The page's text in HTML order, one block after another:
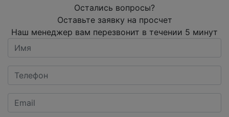
Остались вопросы?
Оставьте заявку на просчет
Наш менеджер вам перезвонит в течении 5 минут